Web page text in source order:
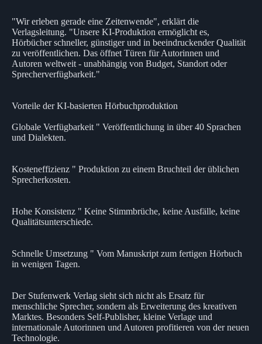
"Wir erleben gerade eine Zeitenwende", erklärt die
Verlagsleitung. "Unsere KI‑Produktion ermöglicht es,
Hörbücher schneller, günstiger und in beeindruckender Qualität
zu veröffentlichen. Das öffnet Türen für Autorinnen und
Autoren weltweit - unabhängig von Budget, Standort oder
Sprecherverfügbarkeit."
Vorteile der KI‑basierten Hörbuchproduktion
Globale Verfügbarkeit " Veröffentlichung in über 40 Sprachen
und Dialekten.
Kosteneffizienz " Produktion zu einem Bruchteil der üblichen
Sprecherkosten.
Hohe Konsistenz " Keine Stimmbrüche, keine Ausfälle, keine
Qualitätsunterschiede.
Schnelle Umsetzung " Vom Manuskript zum fertigen Hörbuch
in wenigen Tagen.
Der Stufenwerk Verlag sieht sich nicht als Ersatz für
menschliche Sprecher, sondern als Erweiterung des kreativen
Marktes. Besonders Self‑Publisher, kleine Verlage und
internationale Autorinnen und Autoren profitieren von der neuen
Technologie.